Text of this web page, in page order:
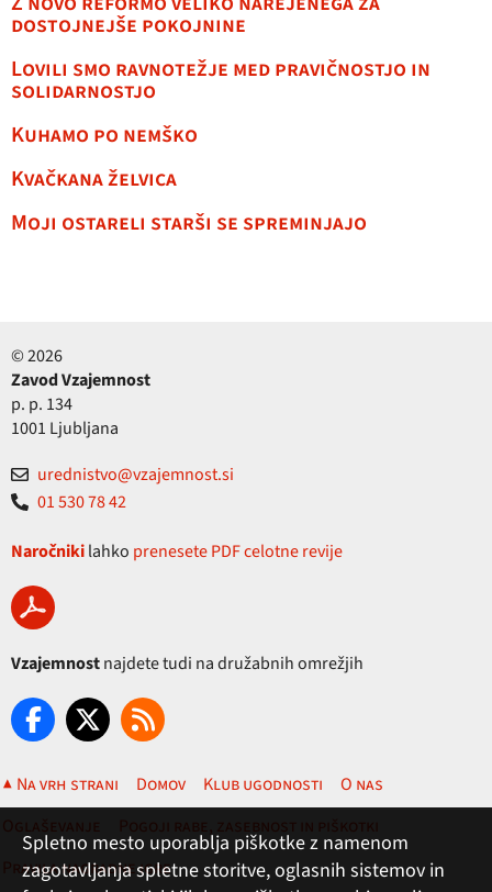
dostojnejše pokojnine
Lovili smo ravnotežje med pravičnostjo in
solidarnostjo
Kuhamo po nemško
Kvačkana želvica
Moji ostareli starši se spreminjajo
© 2026
Zavod Vzajemnost
p. p. 134
1001 Ljubljana
urednistvo@vzajemnost.si
01 530 78 42
Naročnikilahko prenesete PDF celotne revije
Vzajemnostnajdete tudi na družabnih omrežjih
▲ Na vrh strani Domov Klub ugodnosti
O nas
Oglaševanje
Pogoji rabe, zasebnost in piškotki
Pravila nagradne igre
Spletno mesto uporablja piškotke z namenom
zagotavljanja spletne storitve, oglasnih sistemov in